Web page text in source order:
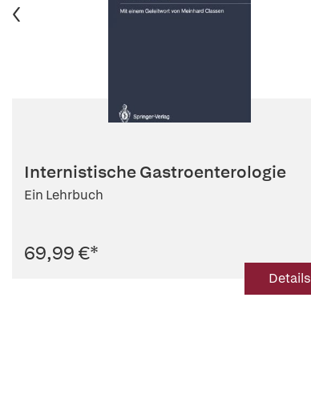
Internistische Gastroenterologie
Ein Lehrbuch
69,99 €*
Details